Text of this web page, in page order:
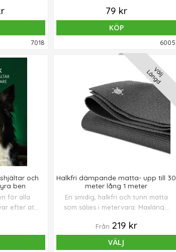
till Ø 75
7018
79 kr
KÖP
6005
och
ben
för alla
efter att
Välj
Längd
Halkfri dämpande matta- upp till 30
meter lång 1 meter
En smidig, halkfri och tunn matta
som säljes i metervara. Maxlängd
båda sidor. Vikbar. Tål maskintvätt.
Från 219 kr
VÄLJ